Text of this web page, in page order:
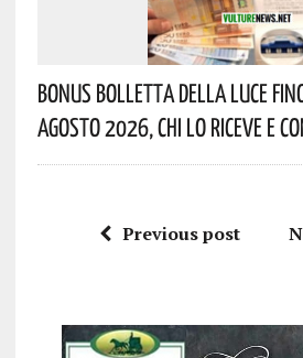
Bonus Bolletta Della Luce
Agosto 2026, Chi Lo Riceve E
Previous post